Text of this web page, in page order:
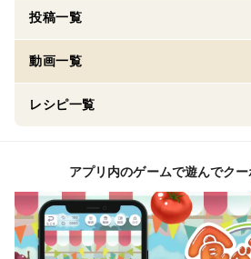
投稿一覧
動画一覧
レシピ一覧
アプリ内のゲームで遊んでクー